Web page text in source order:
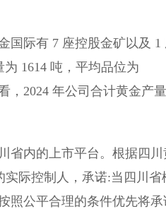
国际有 7 座控股金矿以及 1
1614 吨，平均品位为
，2024 年公司合计黄金产量
省内的上市平台。根据四川
实际控制人，承诺:当四川省
照公平合理的条件优先将承